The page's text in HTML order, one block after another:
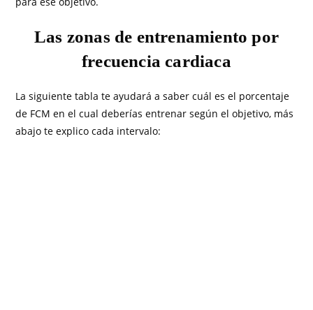
Las zonas de entrenamiento por
frecuencia cardiaca
La siguiente tabla te ayudará a saber cuál es el porcentaje
de FCM en el cual deberías entrenar según el objetivo, más
abajo te explico cada intervalo: